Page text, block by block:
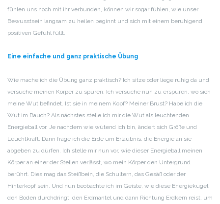
fühlen uns noch mit ihr verbunden, können wir sogar fühlen, wie unser
Bewusstsein langsam zu heilen beginnt und sich mit einem beruhigend
positiven Gefühl füllt.
Eine einfache und ganz praktische Übung
Wie mache ich die Übung ganz praktisch? Ich sitze oder liege ruhig da und
versuche meinen Körper zu spüren. Ich versuche nun zu erspüren, wo sich
meine Wut befindet. Ist sie in meinem Kopf? Meiner Brust? Habe ich die
Wut im Bauch? Als nächstes stelle ich mir die Wut als leuchtenden
Energieball vor. Je nachdem wie wütend ich bin, ändert sich Größe und
Leuchtkraft. Dann frage ich die Erde um Erlaubnis, die Energie an sie
abgeben zu dürfen. Ich stelle mir nun vor, wie dieser Energieball meinen
Körper an einer der Stellen verlässt, wo mein Körper den Untergrund
berührt. Dies mag das Steißbein, die Schultern, das Gesäß oder der
Hinterkopf sein. Und nun beobachte ich im Geiste, wie diese Energiekugel
den Boden durchdringt, den Erdmantel und dann Richtung Erdkern reist, um